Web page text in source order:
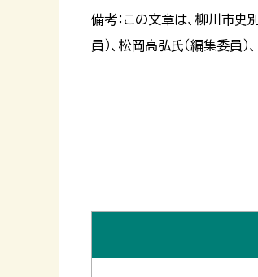
備考：この文章は、柳川市史
員）、松岡高弘氏（編集委員